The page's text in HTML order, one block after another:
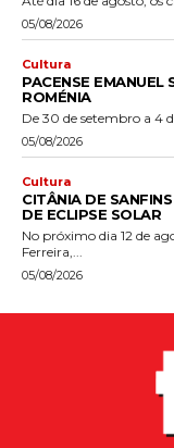
05/08/2026
Cultura
PACENSE EMANUEL
ROMÉNIA
De 30 de setembro a 4
05/08/2026
Cultura
CITÂNIA DE
DE ECLIPSE SOLAR
No próximo dia 12 de
Ferreira,...
05/08/2026